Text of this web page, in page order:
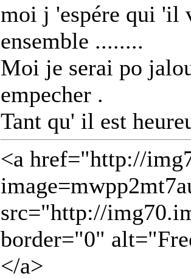
moi j 'espére qui 'il
ensemble ........
Moi je serai po
empecher .
Tant qu' il est
<a href="http://
src="http://
border="0"
</a>